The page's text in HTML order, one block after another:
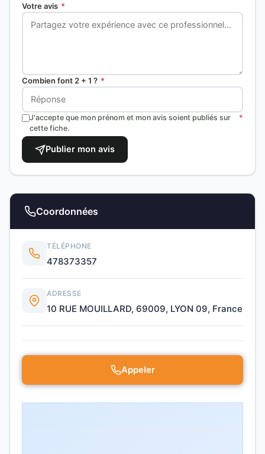
Votre avis *
Combien font 2 + 1 ? *
J'accepte que mon prénom et mon avis soient publiés sur
cette fiche.
*
Publier mon avis
Coordonnées
TÉLÉPHONE
478373357
ADRESSE
10 RUE MOUILLARD, 69009, LYON 09, France
Appeler